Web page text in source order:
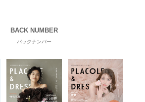
BACK NUMBER
バックナンバー